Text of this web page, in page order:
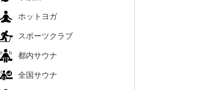
ホットヨガ
スポーツクラブ
都内サウナ
全国サウナ